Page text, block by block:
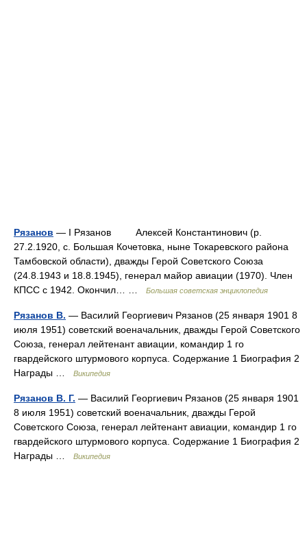
Рязанов — I Рязанов Алексей Константинович (р.
27.2.1920, с. Большая Кочетовка, ныне Токаревского района
Тамбовской области), дважды Герой Советского Союза
(24.8.1943 и 18.8.1945), генерал майор авиации (1970). Член
КПСС с 1942. Окончил… …
Большая советская энциклопедия
Рязанов В. — Василий Георгиевич Рязанов (25 января 1901 8
июля 1951) советский военачальник, дважды Герой Советского
Союза, генерал лейтенант авиации, командир 1 го
гвардейского штурмового корпуса. Содержание 1 Биография 2
Награды …
Википедия
Рязанов В. Г. — Василий Георгиевич Рязанов (25 января 1901
8 июля 1951) советский военачальник, дважды Герой
Советского Союза, генерал лейтенант авиации, командир 1 го
гвардейского штурмового корпуса. Содержание 1 Биография 2
Награды …
Википедия